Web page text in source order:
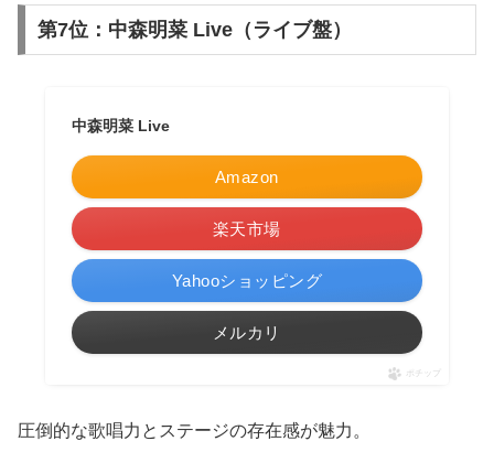
第7位：中森明菜 Live（ライブ盤）
中森明菜 Live
Amazon
楽天市場
Yahooショッピング
メルカリ
ポチップ
圧倒的な歌唱力とステージの存在感が魅力。